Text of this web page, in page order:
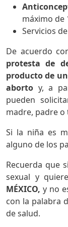
máximo de
Servicios
De acuerdo
protesta de
producto de
aborto y, a
pueden
madre, padre o
Si la niña es
alguno de los
Recuerda que
sexual y
MÉXICO, y no
con la palabra
de salud.